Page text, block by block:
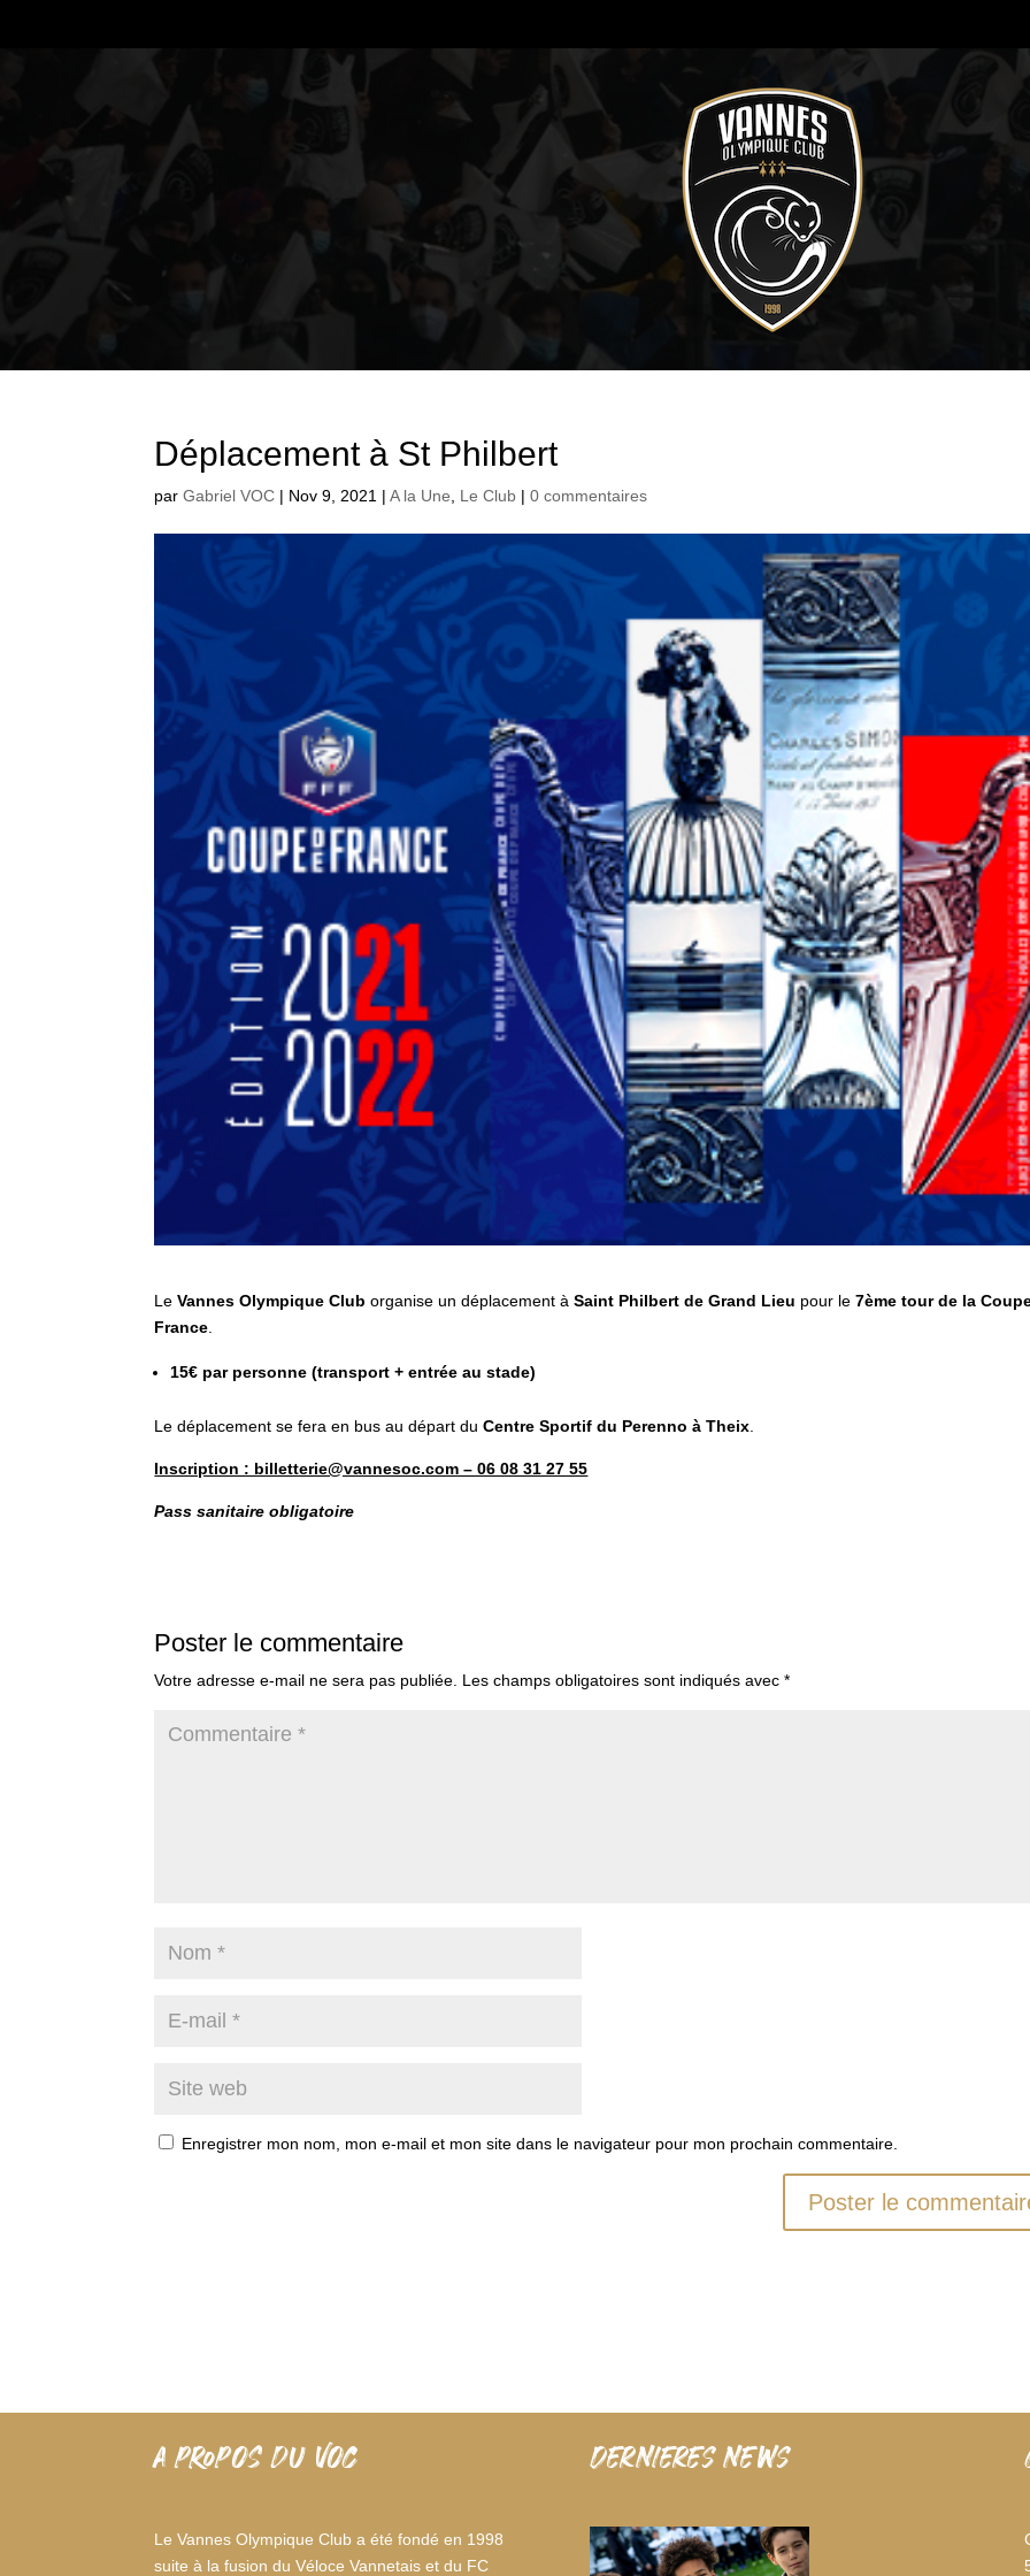
Déplacement à St Philbert
parGabriel VOC | Nov 9, 2021 |A la Une, Le Club |0 commentaires
Le Vannes Olympique Club organise un déplacement àSaint Philbert de Grand Lieu pour le7ème tour de la
France
15€ par personne (transport + entrée au stade)
Le déplacement se fera en bus au départ duCentre Sportif du Perenno à Theix
Inscription : billetterie@vannesoc.com – 06 08 31 27 55
Pass sanitaire obligatoire
Poster le commentaire
Votre adresse e-mail ne sera pas publiée. Les champs obligatoires sont indiqués avec*
Enregistrer mon nom, mon e-mail et mon site dans le navigateur pour mon prochain commentaire.
A PROPOS DU VOC
Le Vannes Olympique Club a été fondé en 1998
suite à la fusion du Véloce Vannetais et du FC
dernieres news